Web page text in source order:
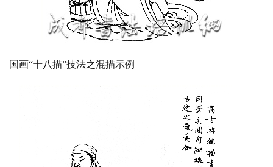
国画“十八描”技法之混描示例